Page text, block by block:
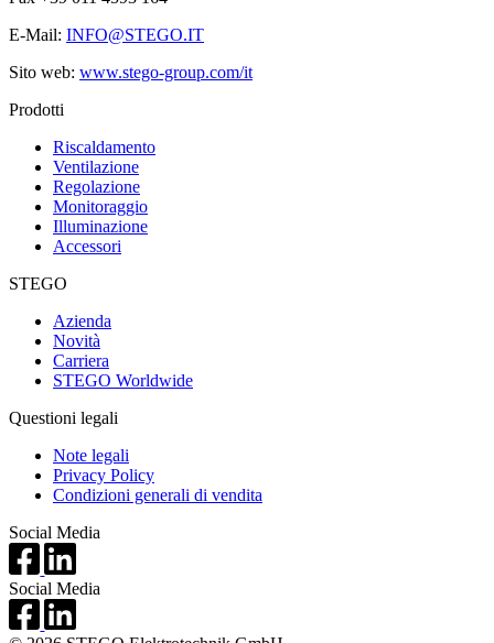
E-Mail: INFO@STEGO.IT
Sito web: www.stego-group.com/it
Prodotti
Riscaldamento
Ventilazione
Regolazione
Monitoraggio
Illuminazione
Accessori
STEGO
Azienda
Novità
Carriera
STEGO Worldwide
Questioni legali
Note legali
Privacy Policy
Condizioni generali di vendita
Social Media
Social Media